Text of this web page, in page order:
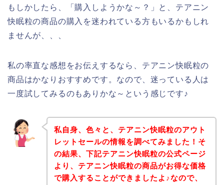
もしかしたら、「購入しようかな～？」と、テアニン
快眠粒の商品の購入を迷われている方もいるかもしれ
ませんが、、、
私の率直な感想をお伝えするなら、テアニン快眠粒の
商品はかなりおすすめです。なので、迷っている人は
一度試してみるのもありかな～という感じです♪
私自身、色々と、テアニン快眠粒のアウト
レットセールの情報を調べてみました！そ
の結果、下記テアニン快眠粒の公式ページ
より、テアニン快眠粒の商品がお得な価格
で購入することができましたよ♪なので、